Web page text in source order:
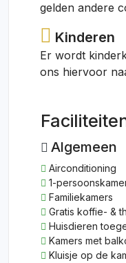
gelden andere
Kinderen
Er wordt
ons hiervoor
Algemeen
Airconditioning
1-
Familiekamers
Gratis koffie- &
Huisdieren
Kamers met
Kluisje op de